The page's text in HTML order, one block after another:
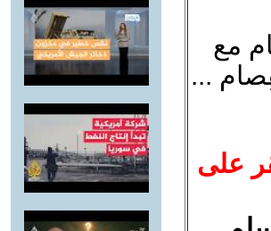
مع
...
على